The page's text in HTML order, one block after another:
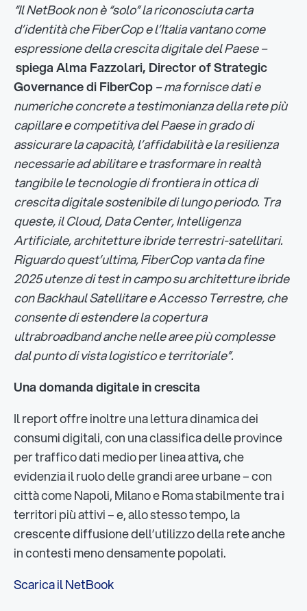
“Il NetBook non è “solo” la riconosciuta carta
d’identità che FiberCop e l’Italia vantano come
espressione della crescita digitale del Paese –
spiega Alma Fazzolari, Director of Strategic
Governance di FiberCop– ma fornisce dati e
numeriche concrete a testimonianza della rete più
capillare e competitiva del Paese in grado di
assicurare la capacità, l’affidabilità e la resilienza
necessarie ad abilitare e trasformare in realtà
tangibile le tecnologie di frontiera in ottica di
crescita digitale sostenibile di lungo periodo. Tra
queste, il Cloud, Data Center, Intelligenza
Artificiale, architetture ibride terrestri-satellitari.
Riguardo quest’ultima, FiberCop vanta da fine
2025 utenze di test in campo su architetture ibride
con Backhaul Satellitare e Accesso Terrestre, che
consente di estendere la copertura
ultrabroadband anche nelle aree più complesse
dal punto di vista logistico e territoriale”.
Una domanda digitale in crescita
Il report offre inoltre una lettura dinamica dei
consumi digitali, con una classifica delle province
per traffico dati medio per linea attiva, che
evidenzia il ruolo delle grandi aree urbane – con
città come Napoli, Milano e Roma stabilmente tra i
territori più attivi – e, allo stesso tempo, la
crescente diffusione dell’utilizzo della rete anche
in contesti meno densamente popolati.
Scarica il NetBook